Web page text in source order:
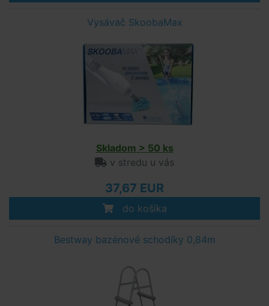
Vysávač SkoobaMax
Skladom > 50 ks
v stredu u vás
37,67 EUR
do košíka
Bestway bazénové schodíky 0,84m